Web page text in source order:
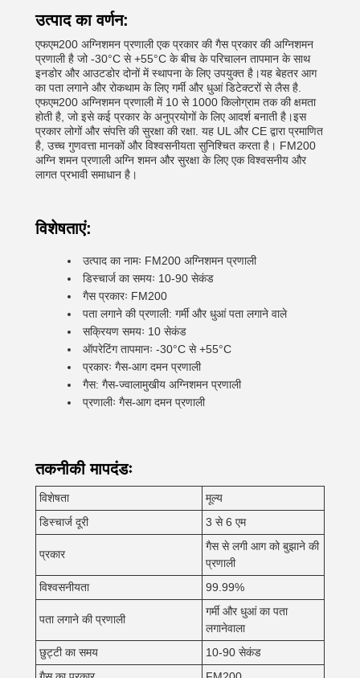
उत्पाद का वर्णन:
एफएम200 अग्निशमन प्रणाली एक प्रकार की गैस प्रकार की अग्निशमन
प्रणाली है जो -30°C से +55°C के बीच के परिचालन तापमान के साथ
इनडोर और आउटडोर दोनों में स्थापना के लिए उपयुक्त है।यह बेहतर आग
का पता लगाने और रोकथाम के लिए गर्मी और धुआं डिटेक्टरों से लैस है.
एफएम200 अग्निशमन प्रणाली में 10 से 1000 किलोग्राम तक की क्षमता
होती है, जो इसे कई प्रकार के अनुप्रयोगों के लिए आदर्श बनाती है।इस
प्रकार लोगों और संपत्ति की सुरक्षा की रक्षा. यह UL और CE द्वारा प्रमाणित
है, उच्च गुणवत्ता मानकों और विश्वसनीयता सुनिश्चित करता है। FM200
अग्नि शमन प्रणाली अग्नि शमन और सुरक्षा के लिए एक विश्वसनीय और
लागत प्रभावी समाधान है।
विशेषताएं:
उत्पाद का नामः FM200 अग्निशमन प्रणाली
डिस्चार्ज का समयः 10-90 सेकंड
गैस प्रकारः FM200
पता लगाने की प्रणाली: गर्मी और धुआं पता लगाने वाले
सक्रियण समयः 10 सेकंड
ऑपरेटिंग तापमानः -30°C से +55°C
प्रकारः गैस-आग दमन प्रणाली
गैस: गैस-ज्वालामुखीय अग्निशमन प्रणाली
प्रणालीः गैस-आग दमन प्रणाली
तकनीकी मापदंडः
विशेषता
मूल्य
डिस्चार्ज दूरी
3 से 6 एम
प्रकार
गैस से लगी आग को बुझाने की
प्रणाली
विश्वसनीयता
99.99%
पता लगाने की प्रणाली
गर्मी और धुआं का पता
लगानेवाला
छुट्टी का समय
10-90 सेकंड